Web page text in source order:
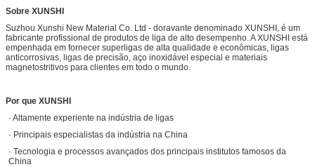
Sobre XUNSHI
Suzhou Xunshi New Material Co. Ltd - doravante denominado XUNSHI, é um
fabricante profissional de produtos de liga de alto desempenho. A XUNSHI está
empenhada em fornecer superligas de alta qualidade e econômicas, ligas
anticorrosivas, ligas de precisão, aço inoxidável especial e materiais
magnetostritivos para clientes em todo o mundo.
Por que XUNSHI
· Altamente experiente na indústria de ligas
· Principais especialistas da indústria na China
· Tecnologia e processos avançados dos principais institutos famosos da
China